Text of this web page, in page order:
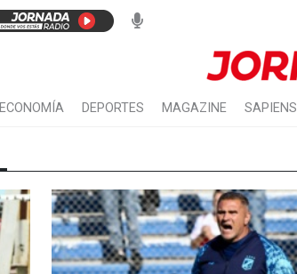
ECONOMÍA DEPORTES MAGAZINE SAPIENS